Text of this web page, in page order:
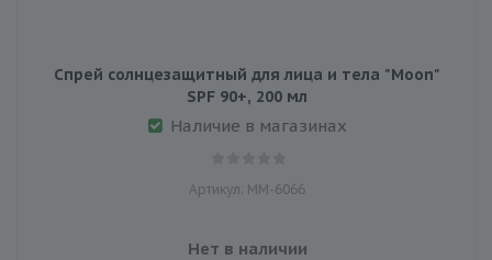
Спрей солнцезащитный для лица и тела "Moon"
SPF 90+, 200 мл
Наличие в магазинах
Артикул: MM-6066
Нет в наличии